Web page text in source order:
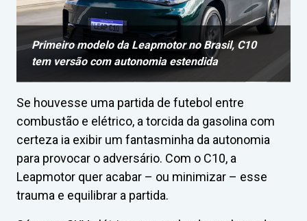
Primeiro modelo da Leapmotor no Brasil, C10
tem versão com autonomia estendida
Se houvesse uma partida de futebol entre
combustão e elétrico, a torcida da gasolina com
certeza ia exibir um fantasminha da autonomia
para provocar o adversário. Com o C10, a
Leapmotor quer acabar – ou minimizar – esse
trauma e equilibrar a partida.